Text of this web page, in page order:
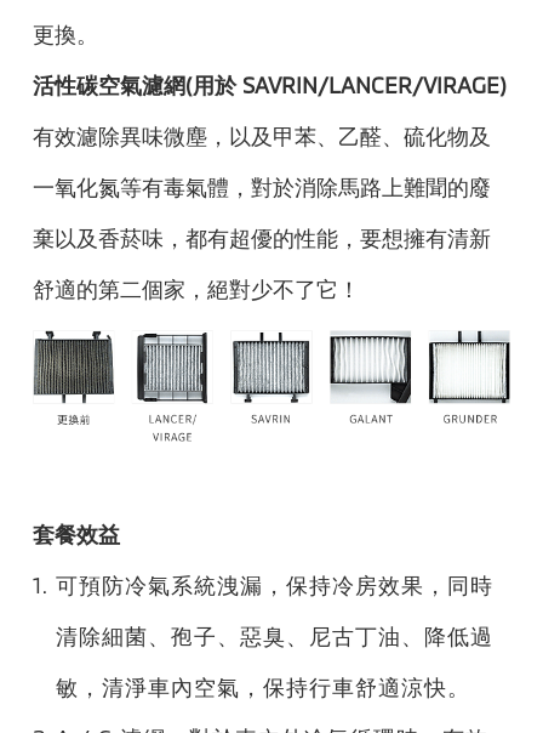
更換。
活性碳空氣濾網(用於 SAVRIN/LANCER/VIRAGE)
有效濾除異味微塵，以及甲苯、乙醛、硫化物及
一氧化氮等有毒氣體，對於消除馬路上難聞的廢
棄以及香菸味，都有超優的性能，要想擁有清新
舒適的第二個家，絕對少不了它！
套餐效益
1. 可預防冷氣系統洩漏，保持冷房效果，同時
清除細菌、孢子、惡臭、尼古丁油、降低過
敏，清淨車內空氣，保持行車舒適涼快。